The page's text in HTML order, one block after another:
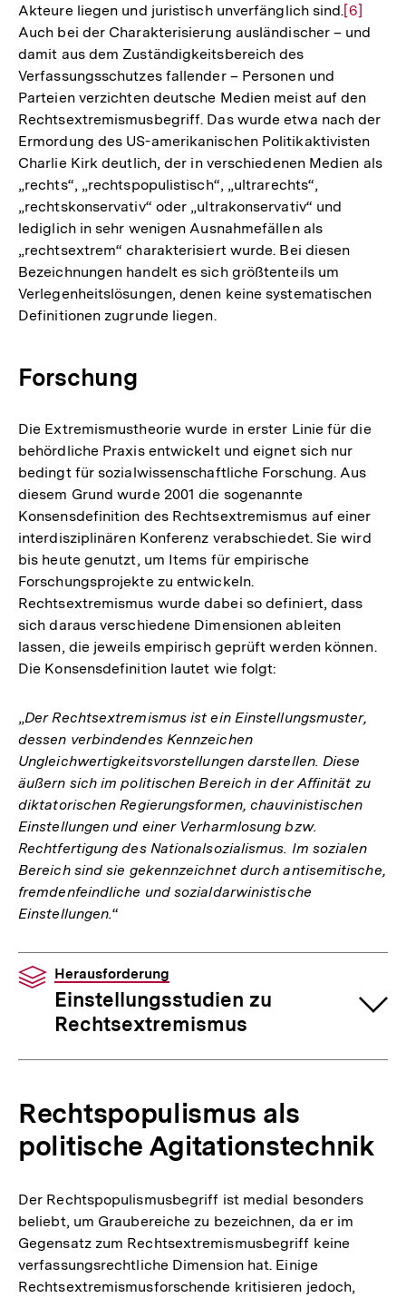
Akteure liegen und juristisch unverfänglich sind.Zur
[6]
Auch bei der Charakterisierung ausländischer – und
damit aus dem Zuständigkeitsbereich des
Verfassungsschutzes fallender – Personen und
Parteien verzichten deutsche Medien meist auf den
Rechtsextremismusbegriff. Das wurde etwa nach der
Ermordung des US-amerikanischen Politikaktivisten
Charlie Kirk deutlich, der in verschiedenen Medien als
„rechts“, „rechtspopulistisch“, „ultrarechts“,
„rechtskonservativ“ oder „ultrakonservativ“ und
lediglich in sehr wenigen Ausnahmefällen als
„rechtsextrem“ charakterisiert wurde. Bei diesen
Bezeichnungen handelt es sich größtenteils um
Verlegenheitslösungen, denen keine systematischen
Definitionen zugrunde liegen.
Forschung
Die Extremismustheorie wurde in erster Linie für die
behördliche Praxis entwickelt und eignet sich nur
bedingt für sozialwissenschaftliche Forschung. Aus
diesem Grund wurde 2001 die sogenannte
Konsensdefinition des Rechtsextremismus auf einer
interdisziplinären Konferenz verabschiedet. Sie wird
bis heute genutzt, um Items für empirische
Forschungsprojekte zu entwickeln.
Rechtsextremismus wurde dabei so definiert, dass
sich daraus verschiedene Dimensionen ableiten
lassen, die jeweils empirisch geprüft werden können.
Die Konsensdefinition lautet wie folgt:
„Der Rechtsextremismus ist ein Einstellungsmuster,
dessen verbindendes Kennzeichen
Ungleichwertigkeitsvorstellungen darstellen. Diese
äußern sich im politischen Bereich in der Affinität zu
diktatorischen Regierungsformen, chauvinistischen
Einstellungen und einer Verharmlosung bzw.
Rechtfertigung des Nationalsozialismus. Im sozialen
Bereich sind sie gekennzeichnet durch antisemitische,
fremdenfeindliche und sozialdarwinistische
Einstellungen.“
Herausforderung
Einstellungsstudien zu
Rechtsextremismus
Rechtspopulismus als
politische Agitationstechnik
Der Rechtspopulismusbegriff ist medial besonders
beliebt, um Graubereiche zu bezeichnen, da er im
Gegensatz zum Rechtsextremismusbegriff keine
verfassungsrechtliche Dimension hat. Einige
Rechtsextremismusforschende kritisieren jedoch,